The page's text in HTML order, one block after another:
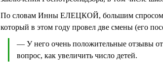
По словам Инны ЕЛЕЦКОЙ, большим спросом
который в этом году провел две смены (его
— У него очень положительные отзывы от
вопрос, как увеличить число детей.